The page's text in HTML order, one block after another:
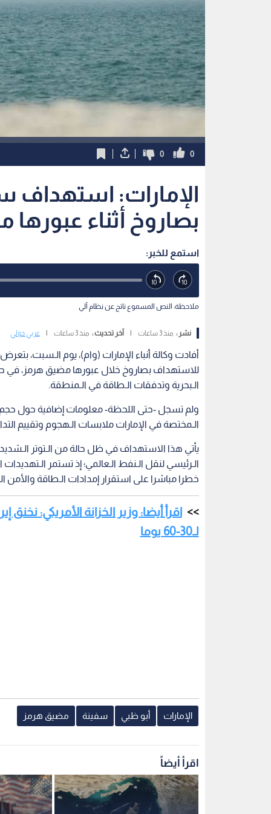
0
0
الإمارات: استهداف
بصاروخ أثناء
استمع للخبر:
ملاحظة: النص المسموع ناتج عن نظام آلي
نشر : منذ 3 ساعات | آخر تحديث : منذ 3 ساعات | عربي دولي
أفادت وكالة أنباء الإمارات (وام)، يوم الـسبت،
للاستهداف بصاروخ خلال عبورها مضيق هرمز، في
الـبحرية وتدفقات الـطاقة في الـمنطقة.
ولم تسجل -حتى اللحظة- معلومات إضافية حول حجم
الـمختصة في الإمارات ملابسات الـهجوم وتقييم
يأتي هذا الاستهداف في ظل حالة من الـتوتر
الـرئيسي لنقل الـنفط الـعالمي؛ إذ تستمر
خطرا مباشرا على استقرار إمدادات الـطاقة والأمن
اقرأ أيضا: وزير الخزانة الأمريكي:
لـ30-60 يوما
الإمارات أبو ظبي سفينة مضيق هرمز
اقرأ أيضاً